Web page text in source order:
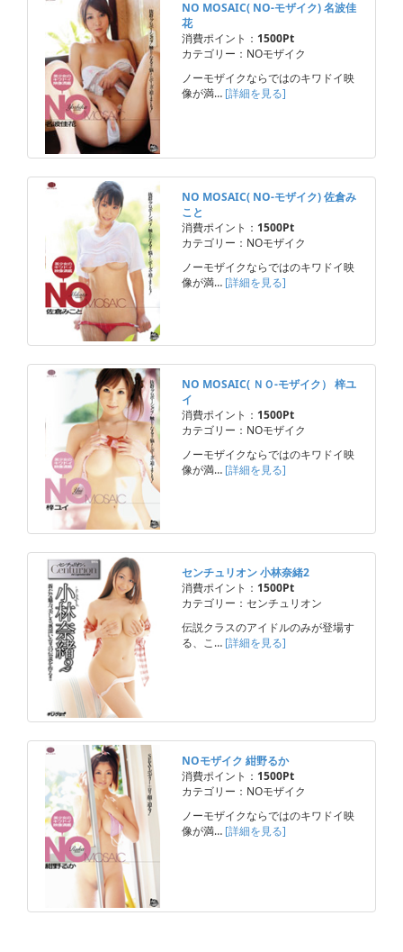
NO MOSAIC( NO-モザイク) 名波佳
花
消費ポイント： 1500Pt
カテゴリー：NOモザイク
ノーモザイクならではのキワドイ映
像が満… [詳細を見る]
NO MOSAIC( NO-モザイク) 佐倉み
こと
消費ポイント： 1500Pt
カテゴリー：NOモザイク
ノーモザイクならではのキワドイ映
像が満… [詳細を見る]
NO MOSAIC( ＮＯ-モザイク） 梓ユ
イ
消費ポイント： 1500Pt
カテゴリー：NOモザイク
ノーモザイクならではのキワドイ映
像が満… [詳細を見る]
センチュリオン 小林奈緒2
消費ポイント： 1500Pt
カテゴリー：センチュリオン
伝説クラスのアイドルのみが登場す
る、こ… [詳細を見る]
NOモザイク 紺野るか
消費ポイント： 1500Pt
カテゴリー：NOモザイク
ノーモザイクならではのキワドイ映
像が満… [詳細を見る]